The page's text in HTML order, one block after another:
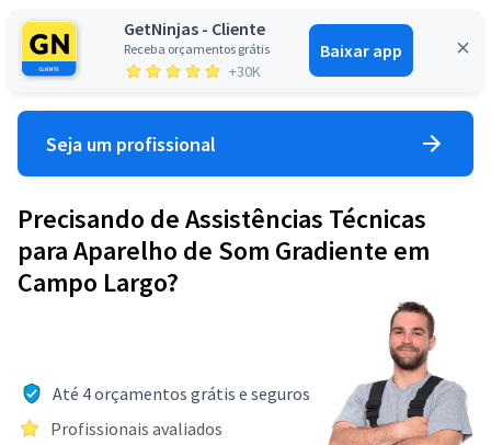
GetNinjas - Cliente
Receba orçamentos grátis
+30K
Baixar app
Entrar
Seja um profissional
Precisando de Assistências Técnicas
para Aparelho de Som Gradiente em
Campo Largo?
Até 4 orçamentos grátis e seguros
Profissionais avaliados